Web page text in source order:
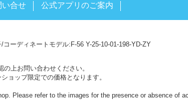
い合せ 公式アプリのご案内
コーディネートモデル:F-56 Y-25-10-01-198-YD-ZY
上お問い合わせください。
ョップ限定での価格となります。
Please refer to the images for the presence or absence of